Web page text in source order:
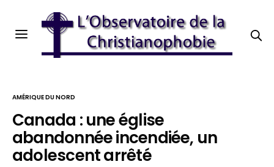
AMÉRIQUE DU NORD
Canada : une église
abandonnée incendiée, un
adolescent arrêté